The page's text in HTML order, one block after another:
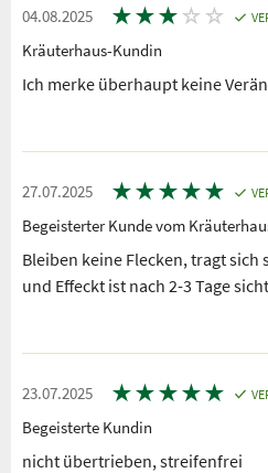
04.08.2025 ★★★ ☆ ☆
Kräuterhaus-Kundin
Ich merke überhaupt keine
27.07.2025 ★★★★★
Begeisterter Kunde vom
Bleiben keine Flecken, tragt
und Effeckt ist nach 2-3 Tage
23.07.2025 ★★★★★
Begeisterte Kundin
nicht übertrieben, streifenfrei